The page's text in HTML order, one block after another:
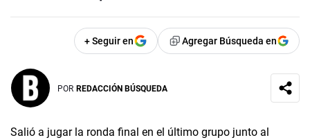
+ Seguir en Agregar Búsqueda en
POR REDACCIÓN BÚSQUEDA
Salió a jugar la ronda final en el último grupo junto al